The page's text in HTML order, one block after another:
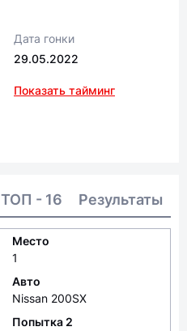
Дата гонки
29.05.2022
Показать тайминг
ТОП - 16 Результаты
Место
1
Авто
Nissan 200SX
Попытка 2